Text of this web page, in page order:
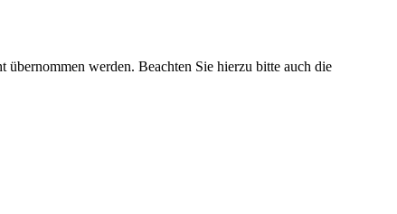
werden. Beachten Sie hierzu bitte auch die